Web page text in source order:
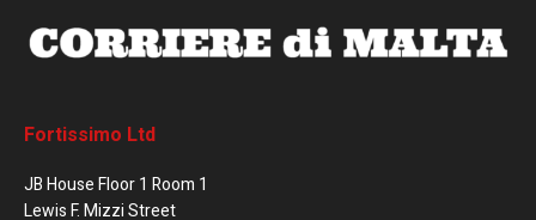
Fortissimo Ltd
JB House Floor 1 Room 1
Lewis F. Mizzi Street